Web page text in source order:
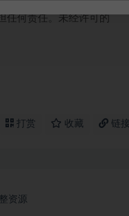
任何责任。未经许可的
打赏 收藏 链接
资源